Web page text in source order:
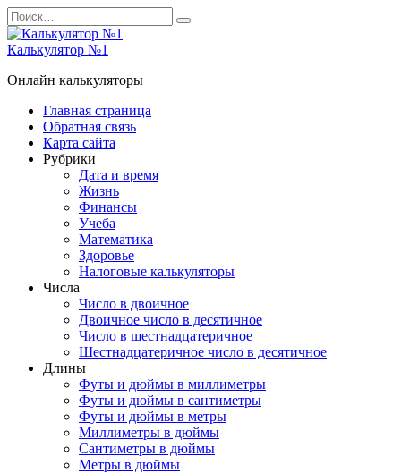
Перейти
к
содержанию
Search
for:
Калькулятор №1
Онлайн калькуляторы
Главная страница
Обратная связь
Карта сайта
Рубрики
Дата и время
Жизнь
Финансы
Учеба
Математика
Здоровье
Налоговые калькуляторы
Числа
Число в двоичное
Двоичное число в десятичное
Число в шестнадцатеричное
Шестнадцатеричное число в десятичное
Длины
Футы и дюймы в миллиметры
Футы и дюймы в сантиметры
Футы и дюймы в метры
Миллиметры в дюймы
Сантиметры в дюймы
Метры в дюймы